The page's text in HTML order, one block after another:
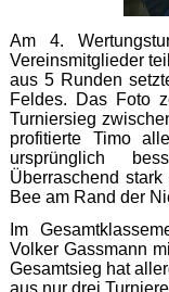
Am 4.
Vereinsmitglieder
aus 5 Runden
Feldes. Das Foto
Turniersieg
profitierte Timo
ursprünglich
Überraschend
Bee am Rand der
Im
Volker Gassmann
Gesamtsieg hat
aus nur drei